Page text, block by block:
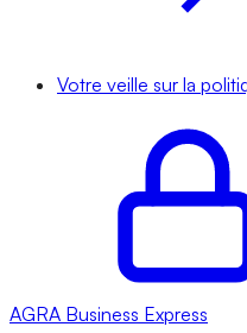
Votre veille sur la
AGRA Business Express